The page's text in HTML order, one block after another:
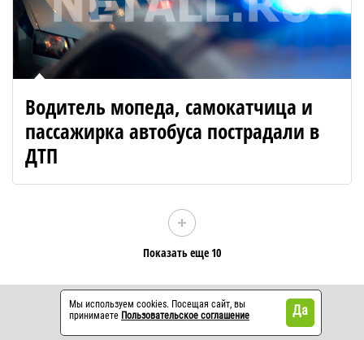
Водитель мопеда, самокатчица и
пассажирка автобуса пострадали в
ДТП
Показать еще 10
Контакты Реклама
Мы используем cookies. Посещая сайт, вы
принимаете Пользовательское соглашение Да